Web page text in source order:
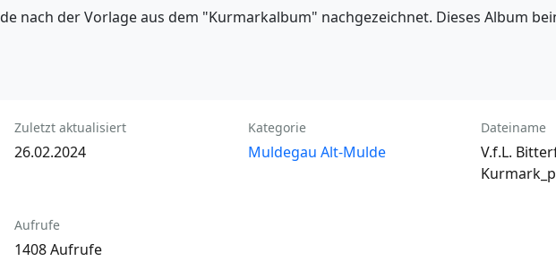
nach der Vorlage aus dem "Kurmarkalbum" nachgezeichnet. Dieses Album
Zuletzt aktualisiert
26.02.2024
Kategorie
Muldegau Alt-Mulde
Dateiname
V.f.L.
Aufrufe
1408 Aufrufe